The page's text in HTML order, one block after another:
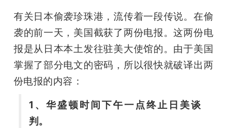
有关日本偷袭珍珠港，流传着一段传说。在偷
袭的前一天，美国截获了两份电报。这两份电
报是从日本本土发往驻美大使馆的。由于美国
掌握了部分电文的密码，所以很快就破译出两
份电报的内容：
1、华盛顿时间下午一点终止日美谈
判。